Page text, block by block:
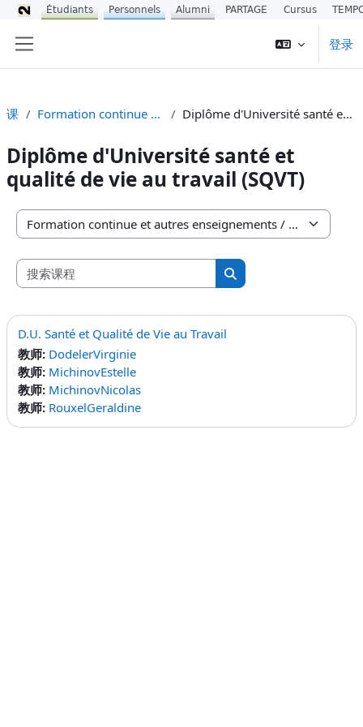
登录
课程 Formation continue et autres enseignements Diplôme d'Université santé et qualité de vie au travail (SQVT)
Diplôme d'Université santé et
qualité de vie au travail (SQVT)
课程类别
搜索课程
搜索课程
D.U. Santé et Qualité de Vie au Travail
教师: DodelerVirginie
教师: MichinovEstelle
教师: MichinovNicolas
教师: RouxelGeraldine
Étudiants Personnels Alumni PARTAGE Cursus